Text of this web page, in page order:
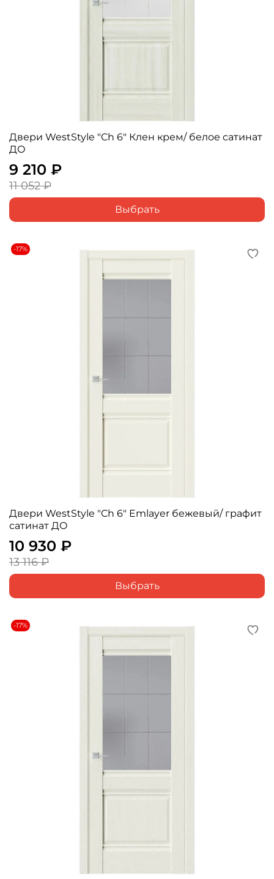
Двери WestStyle "Ch 6" Клен крем/ белое сатинат
ДО
9 210 ₽
11 052 ₽
Выбрать
-17%
Двери WestStyle "Ch 6" Emlayer бежевый/ графит
сатинат ДО
10 930 ₽
13 116 ₽
Выбрать
-17%